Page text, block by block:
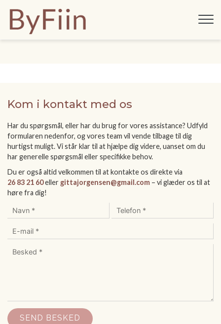
hovedindhold
Kom i kontakt med os
Har du spørgsmål, eller har du brug for vores assistance? Udfyld
formularen nedenfor, og vores team vil vende tilbage til dig
hurtigst muligt. Vi står klar til at hjælpe dig videre, uanset om du
har generelle spørgsmål eller specifikke behov.
Du er også altid velkommen til at kontakte os direkte via
26 83 21 60eller gittajorgensen@gmail.com – vi glæder os til at
høre fra dig!